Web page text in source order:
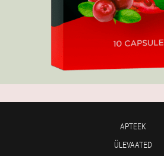
APTEEK
ÜLEVAATED